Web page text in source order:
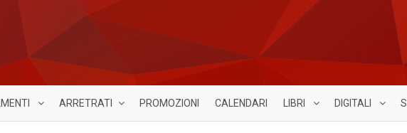
ARRETRATI PROMOZIONI CALENDARI LIBRI DIGITALI